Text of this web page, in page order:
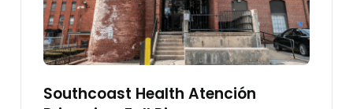
Southcoast Health Atención